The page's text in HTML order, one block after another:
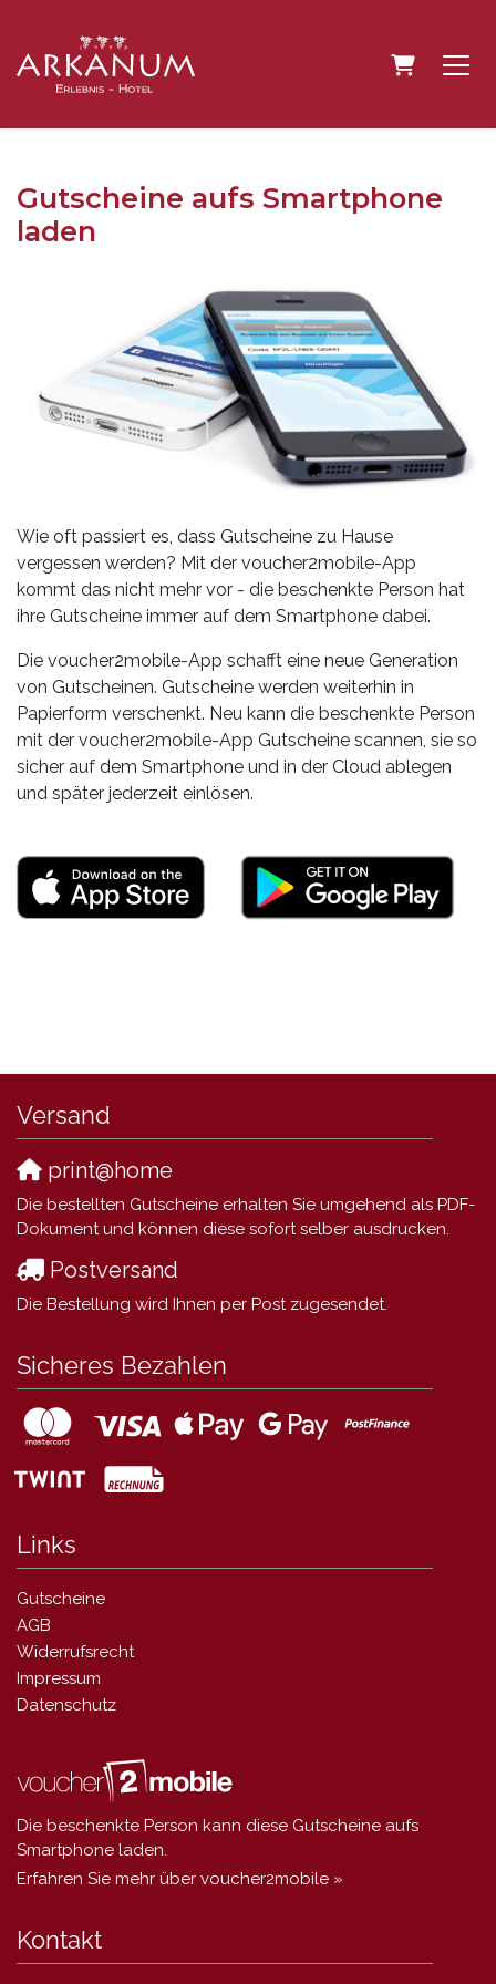
Gutscheine aufs Smartphone
laden
Wie oft passiert es, dass Gutscheine zu Hause
vergessen werden? Mit der voucher2mobile-App
kommt das nicht mehr vor - die beschenkte Person hat
ihre Gutscheine immer auf dem Smartphone dabei.
Die voucher2mobile-App schafft eine neue Generation
von Gutscheinen. Gutscheine werden weiterhin in
Papierform verschenkt. Neu kann die beschenkte Person
mit der voucher2mobile-App Gutscheine scannen, sie so
sicher auf dem Smartphone und in der Cloud ablegen
und später jederzeit einlösen.
Versand
print@home
Die bestellten Gutscheine erhalten Sie umgehend als PDF-
Dokument und können diese sofort selber ausdrucken.
Postversand
Die Bestellung wird Ihnen per Post zugesendet.
Sicheres Bezahlen
Links
Gutscheine
AGB
Widerrufsrecht
Impressum
Datenschutz
Die beschenkte Person kann diese Gutscheine aufs
Smartphone laden.
Erfahren Sie mehr über voucher2mobile »
Kontakt